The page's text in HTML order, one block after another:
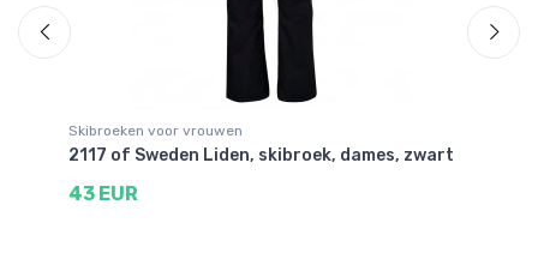
Skibroeken voor vrouwen
2117 of Sweden Liden, skibroek, dames, zwart
43 EUR